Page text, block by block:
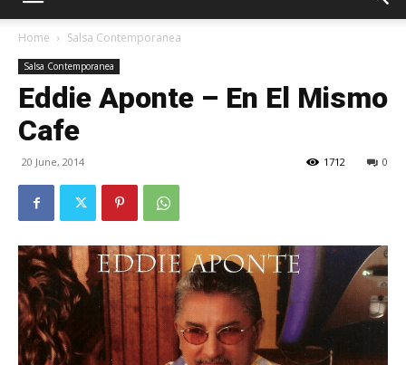
Latin
Home Salsa Contemporanea
Salsa Contemporanea
Eddie Aponte – En El Mismo
Cafe
20 June, 2014 0
1712